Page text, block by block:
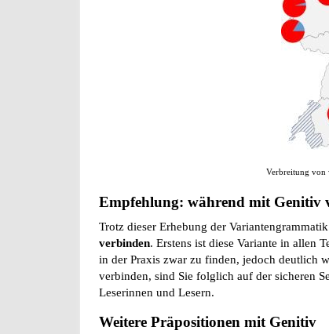
Verbreitung von
Empfehlung: während mit Genitiv
Trotz dieser Erhebung der Variantengrammatik
verbinden. Erstens ist diese Variante in allen
in der Praxis zwar zu finden, jedoch deutlich
verbinden, sind Sie folglich auf der sicheren
Leserinnen und Lesern.
Weitere Präpositionen mit Genitiv